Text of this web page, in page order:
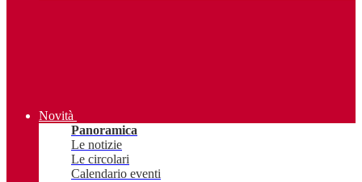
Novità
Panoramica
Le notizie
Le circolari
Calendario eventi